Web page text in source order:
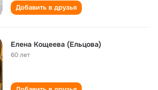
Добавить в друзья
Елена Кощеева (Ельцова)
60 лет